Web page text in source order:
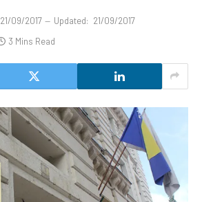
21/09/2017 Updated: 21/09/2017
3 Mins Read